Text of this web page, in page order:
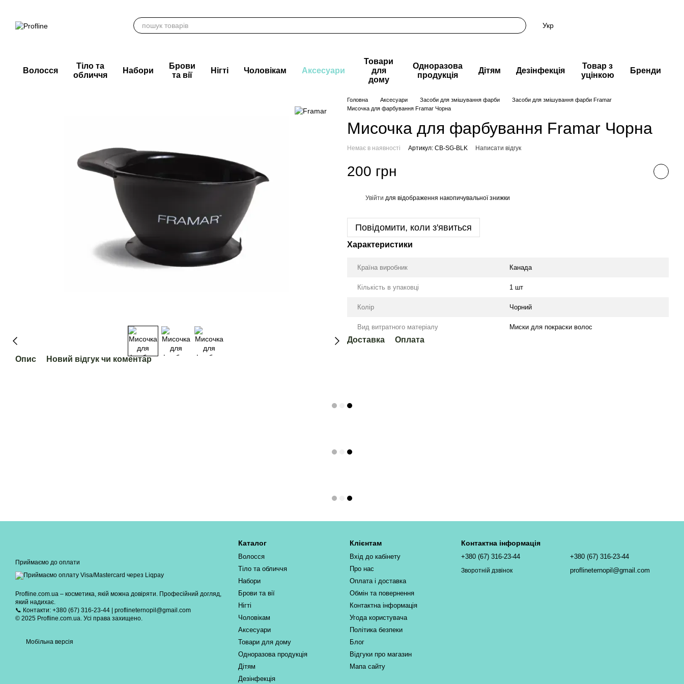
Укр
Волосся
Тіло та
обличчя
Набори
Брови
та вії
Нігті Чоловікам Аксесуари
Товари
для
дому
Одноразова
продукція
Дітям Дезінфекція
Товар з
уцінкою
Бренди
Опис Новий відгук чи коментар
Головна Аксесуари Засоби для змішування фарби
Засоби для змішування фарби Framar
Мисочка для фарбування Framar Чорна
Мисочка для фарбування Framar Чорна
Немає в наявності Артикул: CB-SG-BLK Написати відгук
200 грн
Увійти для відображення накопичувальної знижки
Повідомити, коли з'явиться
Характеристики
Країна виробник Канада
Кількість в упаковці 1 шт
Колір Чорний
Вид витратного матеріалу Миски для покраски волос
Доставка Оплата
Приймаємо до оплати
Profline.com.ua – косметика, якій можна довіряти. Професійний догляд,
який надихає.
📞 Контакти: +380 (67) 316-23-44 | proflineternopil@gmail.com
© 2025 Profline.com.ua. Усі права захищено.
Мобільна версія
Каталог
Волосся
Тіло та обличчя
Набори
Брови та вії
Нігті
Чоловікам
Аксесуари
Товари для дому
Одноразова продукція
Дітям
Дезінфекція
Клієнтам
Вхід до кабінету
Про нас
Оплата і доставка
Обмін та повернення
Контактна інформація
Угода користувача
Політика безпеки
Блог
Відгуки про магазин
Мапа сайту
Контактна інформація
+380 (67) 316-23-44
Зворотній дзвінок
+380 (67) 316-23-44
proflineternopil@gmail.com